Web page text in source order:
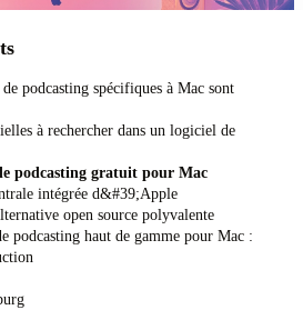
nous
podcasting spécifiques à Mac sont
à rechercher dans un logiciel de
podcasting gratuit pour Mac
intégrée d&#39;Apple
open source polyvalente
podcasting haut de gamme pour Mac :